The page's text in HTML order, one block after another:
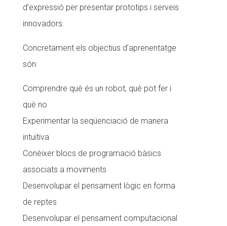
d’expressió per presentar prototips i serveis
innovadors.
Concretament els objectius d’aprenentatge
són:
Comprendre què és un robot, què pot fer i
què no
Experimentar la seqüenciació de manera
intuïtiva
Conèixer blocs de programació bàsics
associats a moviments
Desenvolupar el pensament lògic en forma
de reptes
Desenvolupar el pensament computacional